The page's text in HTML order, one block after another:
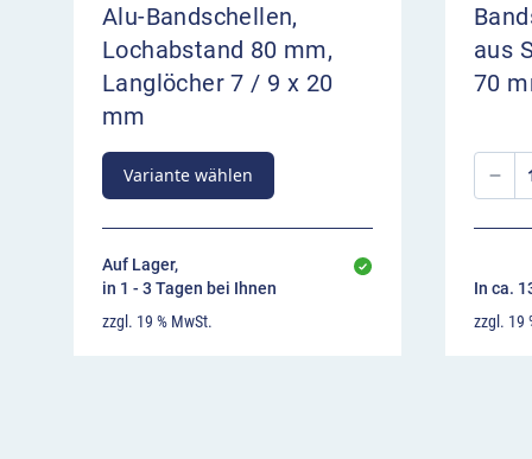
Alu-Bandschellen,
Lochabstand 80 mm,
Langlöcher 7 / 9 x 20
mm
Variante wählen
Auf Lager,
in 1 - 3 Tagen bei Ihnen
zzgl. 19 % MwSt.
aus
70
In ca.
zzgl. 19